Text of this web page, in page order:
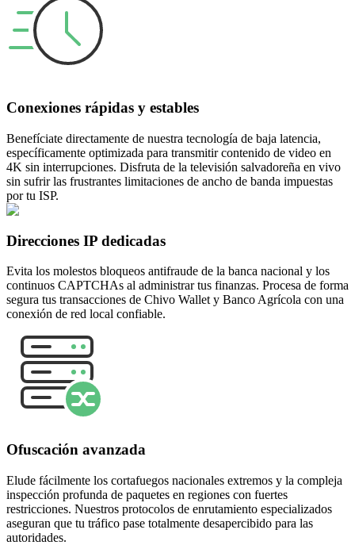
Conexiones rápidas y estables
Benefíciate directamente de nuestra tecnología de baja latencia,
específicamente optimizada para transmitir contenido de video en
4K sin interrupciones. Disfruta de la televisión salvadoreña en vivo
sin sufrir las frustrantes limitaciones de ancho de banda impuestas
por tu ISP.
Direcciones IP dedicadas
Evita los molestos bloqueos antifraude de la banca nacional y los
continuos CAPTCHAs al administrar tus finanzas. Procesa de forma
segura tus transacciones de Chivo Wallet y Banco Agrícola con una
conexión de red local confiable.
Ofuscación avanzada
Elude fácilmente los cortafuegos nacionales extremos y la compleja
inspección profunda de paquetes en regiones con fuertes
restricciones. Nuestros protocolos de enrutamiento especializados
aseguran que tu tráfico pase totalmente desapercibido para las
autoridades.